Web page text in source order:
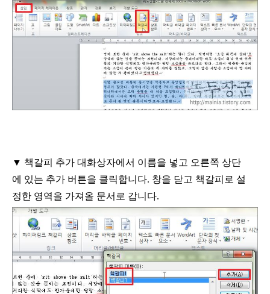
▼ 책갈피 추가 대화상자에서 이름을 넣고 오른쪽 상단
에 있는 추가 버튼을 클릭합니다. 창을 닫고 책갈피로 설
정한 영역을 가져올 문서로 갑니다.